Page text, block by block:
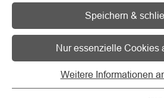
Speichern &
Nur essenzielle Cookies
Weitere Informationen
Was ist Instagram?
Funktionen, Zielgruppen und